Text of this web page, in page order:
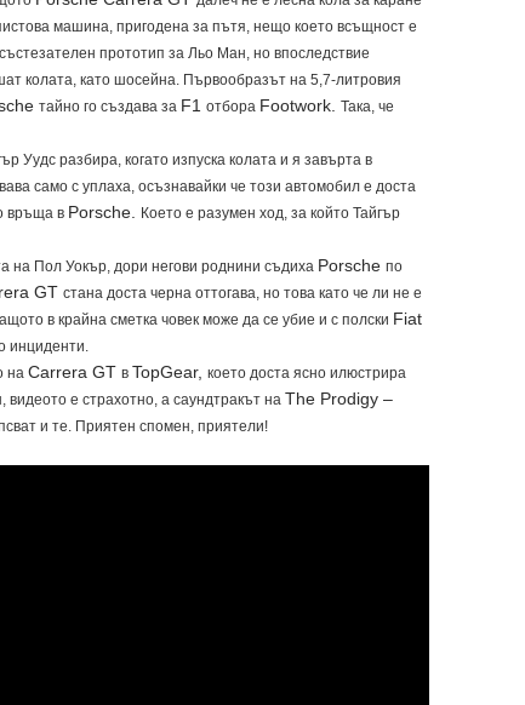
машина, пригодена за пътя, нещо което всъщност е
прототип за Льо Ман, но впоследствие
колата, като шосейна. Първообразът на 5,7-литровия
тайно го създава за F1 отбора Footwork. Така, че
Уудс разбира, когато изпуска колата и я завърта в
само с уплаха, осъзнавайки че този автомобил е доста
връща в Porsche.
Което е разумен ход, за който Тайгър
на Пол Уокър, дори негови роднини съдиха Porsche по
GT стана доста черна оттогава, но това като че ли не е
в крайна сметка човек може да се убие и с полски Fiat
инциденти.
на Carrera GT в TopGear, което доста ясно илюстрира
е страхотно, а саундтракът на The Prodigy –
и те. Приятен спомен, приятели!